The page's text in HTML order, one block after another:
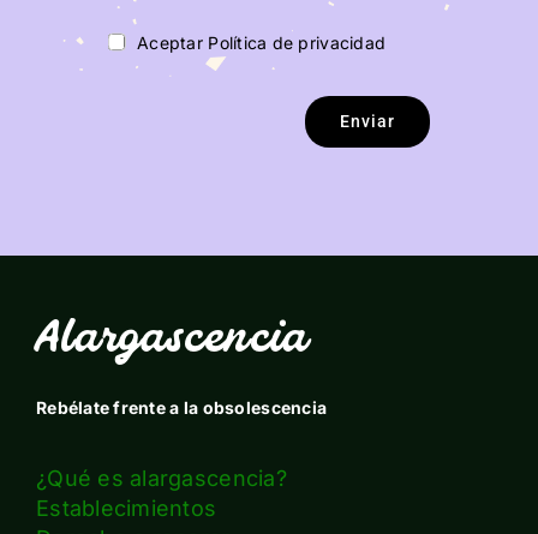
Aceptar Política de privacidad
Enviar
Alargascencia
Rebélate frente a la obsolescencia
¿Qué es alargascencia?
Establecimientos